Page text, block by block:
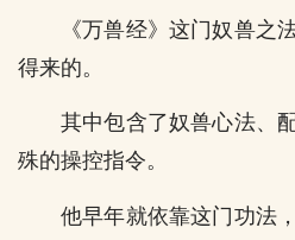
《万兽经》这门奴兽之
得来的。
其中包含了奴兽心法、
殊的操控指令。
他早年就依靠这门功法